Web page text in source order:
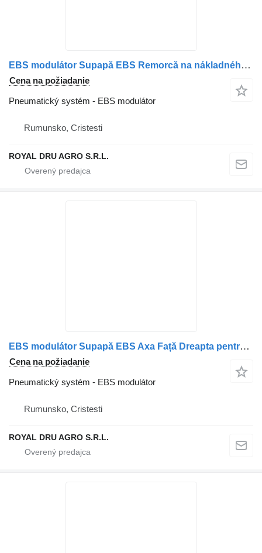
EBS modulátor Supapă EBS Remorcă na nákladného auta Scania – Coduri: 1754942, 1790879, 1879274, 1442937, 24V
Cena na požiadanie
Pneumatický systém - EBS modulátor
Rumunsko, Cristesti
ROYAL DRU AGRO S.R.L.
EBS modulátor Supapă EBS Axa Față Dreapta pentru na nákladného auta Scania 1442935, 1754939, 1773676, 1857012, 1879275
Cena na požiadanie
Pneumatický systém - EBS modulátor
Rumunsko, Cristesti
ROYAL DRU AGRO S.R.L.